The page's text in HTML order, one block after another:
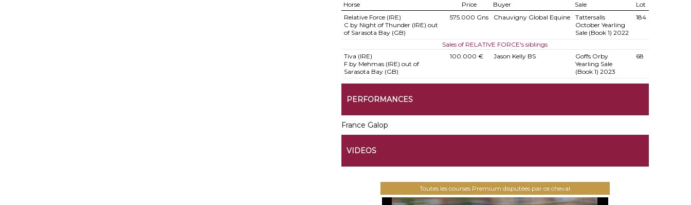
Horse Price Buyer Sale
Lot
Relative Force (IRE)
C by Night of Thunder (IRE) out
of Sarasota Bay (GB)
575.000 Gns Chauvigny Global Equine
Tattersalls
October Yearling
Sale (Book 1) 2022
184
Sales of RELATIVE FORCE's siblings
Tiva (IRE)
F by Mehmas (IRE) out of
Sarasota Bay (GB)
100.000 € Jason Kelly BS
Goffs Orby
Yearling Sale
(Book 1) 2023
68
PERFORMANCES
France Galop
VIDEOS
Toutes les courses Premium disputées par ce cheval